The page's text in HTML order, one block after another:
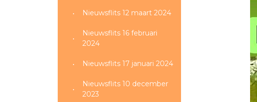
Nieuwsflits 12 maart 2024
Nieuwsflits 16 februari
2024
Nieuwsflits 17 januari 2024
Nieuwsflits 10 december
2023